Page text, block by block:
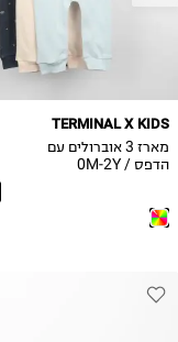
TERMINAL X KIDS
מארז 3 אוברולים עם
הדפס / 0M-2Y